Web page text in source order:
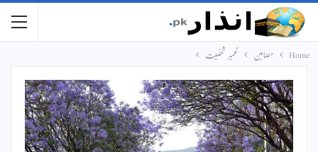
Home مضامین تعمیر شخصیت